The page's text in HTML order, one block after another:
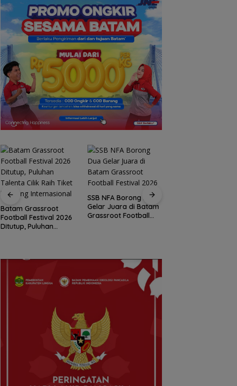
SSB NFA Borong Dua
Gelar Juara di Batam
Grassroot Football
Festival 2026
Batam Tawarkan
Konsep Permukiman
Terpadu dalam